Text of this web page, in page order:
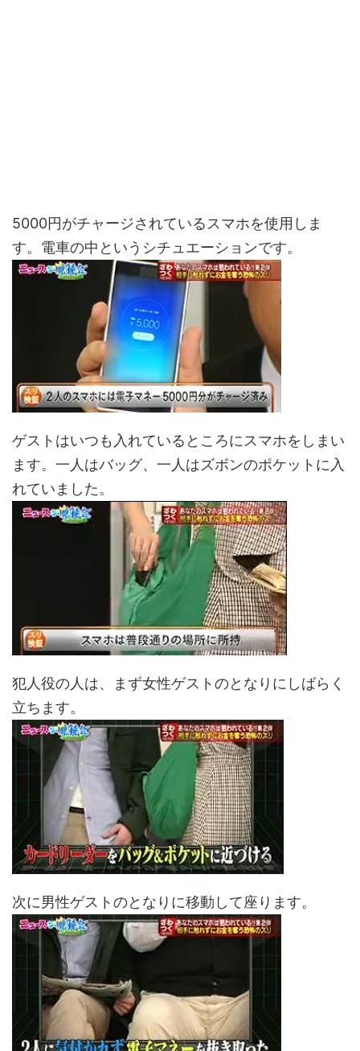
5000円がチャージされているスマホを使用しま
す。電車の中というシチュエーションです。
ゲストはいつも入れているところにスマホをしまい
ます。一人はバッグ、一人はズボンのポケットに入
れていました。
犯人役の人は、まず女性ゲストのとなりにしばらく
立ちます。
次に男性ゲストのとなりに移動して座ります。